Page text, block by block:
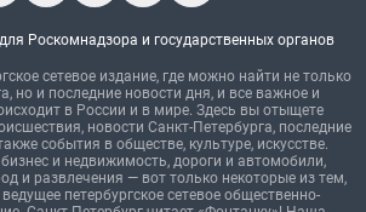
Роскомнадзора и государственных органов
сетевое издание, где можно найти не только
но и последние новости дня, и все важное и
в России и в мире. Здесь вы отыщете
новости Санкт-Петербурга, последние
события в обществе, культуре, искусстве.
и недвижимость, дороги и автомобили,
и развлечения — вот только некоторые из тем,
петербургское сетевое общественно-